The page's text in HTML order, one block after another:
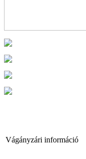
Vágányzári információ